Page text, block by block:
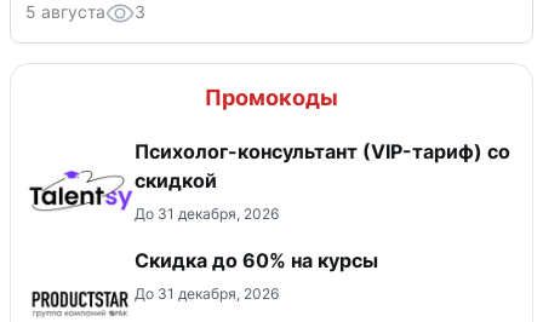
5 августа 3
Промокоды
Психолог-консультант (VIP-тариф) со
скидкой
До 31 декабря, 2026
Скидка до 60% на курсы
До 31 декабря, 2026